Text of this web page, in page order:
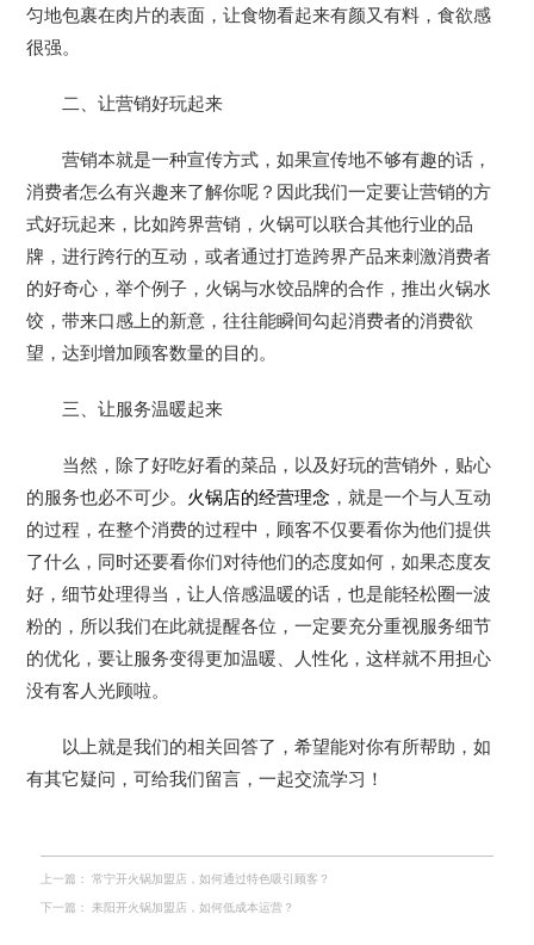
匀地包裹在肉片的表面，让食物看起来有颜又有料，食欲感
很强。
二、让营销好玩起来
营销本就是一种宣传方式，如果宣传地不够有趣的话，
消费者怎么有兴趣来了解你呢？因此我们一定要让营销的方
式好玩起来，比如跨界营销，火锅可以联合其他行业的品
牌，进行跨行的互动，或者通过打造跨界产品来刺激消费者
的好奇心，举个例子，火锅与水饺品牌的合作，推出火锅水
饺，带来口感上的新意，往往能瞬间勾起消费者的消费欲
望，达到增加顾客数量的目的。
三、让服务温暖起来
当然，除了好吃好看的菜品，以及好玩的营销外，贴心
的服务也必不可少。 火锅店的经营理念 ，就是一个与人互动
的过程，在整个消费的过程中，顾客不仅要看你为他们提供
了什么，同时还要看你们对待他们的态度如何，如果态度友
好，细节处理得当，让人倍感温暖的话，也是能轻松圈一波
粉的，所以我们在此就提醒各位，一定要充分重视服务细节
的优化，要让服务变得更加温暖、人性化，这样就不用担心
没有客人光顾啦。
以上就是我们的相关回答了，希望能对你有所帮助，如
有其它疑问，可给我们留言，一起交流学习！
上一篇： 常宁开火锅加盟店，如何通过特色吸引顾客？
下一篇： 耒阳开火锅加盟店，如何低成本运营？